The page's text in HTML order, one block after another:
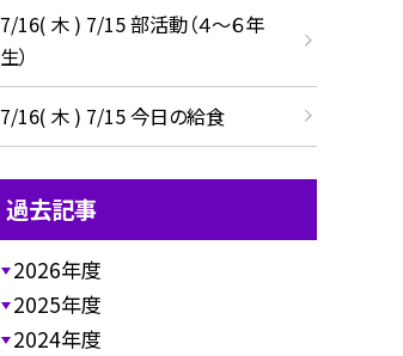
7/16( 木 ) 7/15 部活動（４～６年
生）
7/16( 木 ) 7/15 今日の給食
過去記事
2026年度
2025年度
2024年度